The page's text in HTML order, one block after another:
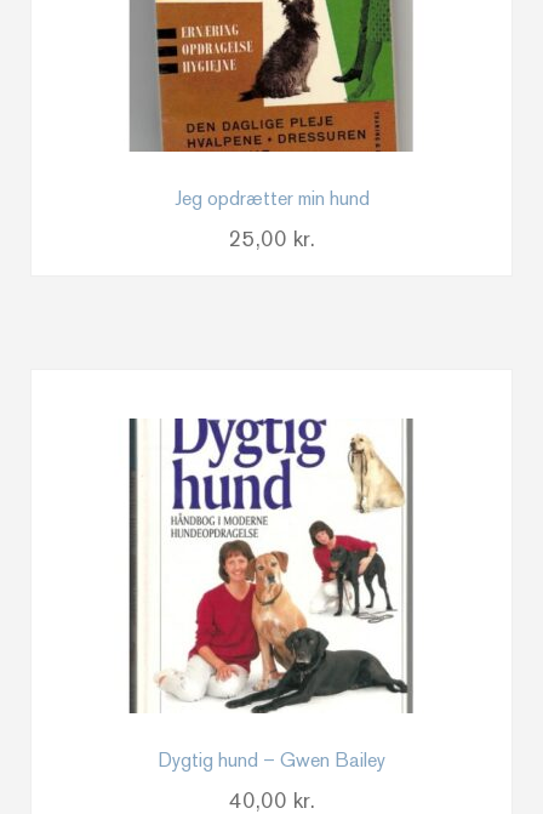
Jeg opdrætter min hund
25,00 kr.
Dygtig hund – Gwen Bailey
40,00 kr.